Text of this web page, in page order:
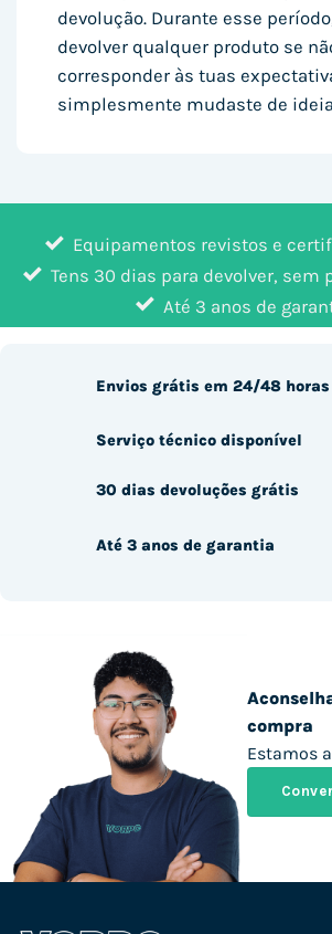
devolução. Durante esse
devolver qualquer produto se
corresponder às tuas
simplesmente mudaste de
Equipamentos revistos e
Tens 30 dias para devolver, sem
Até 3 anos de
compra
Estamos
Envios grátis em 24/48 horas
Serviço técnico disponível
30 dias devoluções grátis
Até 3 anos de garantia